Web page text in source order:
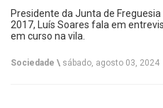
Presidente da Junta de
2017, Luís Soares fala em
em curso na vila.
Sociedade \ sábado, agosto 03, 2024